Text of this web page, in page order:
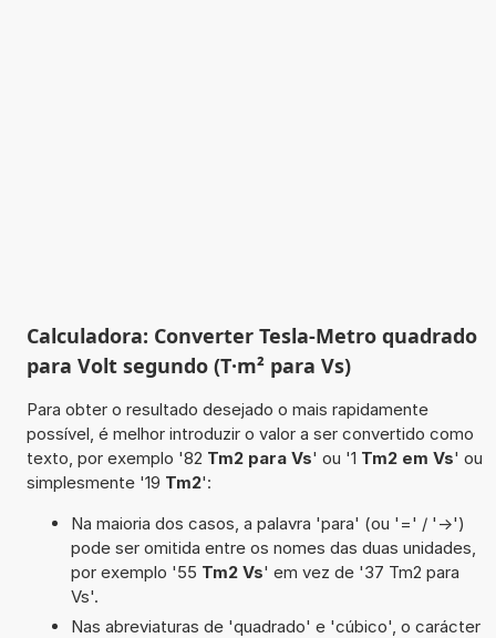
Calculadora: Converter Tesla-Metro quadrado
para Volt segundo (T·m² para Vs)
Para obter o resultado desejado o mais rapidamente
possível, é melhor introduzir o valor a ser convertido como
texto, por exemplo '82 Tm2 para Vs' ou '1 Tm2 em Vs' ou
simplesmente '19 Tm2':
Na maioria dos casos, a palavra 'para' (ou '=' / '->')
pode ser omitida entre os nomes das duas unidades,
por exemplo '55 Tm2 Vs' em vez de '37 Tm2 para
Vs'.
Nas abreviaturas de 'quadrado' e 'cúbico', o carácter